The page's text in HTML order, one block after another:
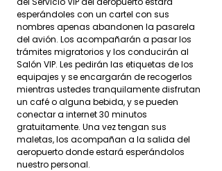
esperándoles con un cartel con sus
nombres apenas abandonen la pasarela
del avión. Los acompañarán a pasar los
trámites migratorios y los conducirán al
Salón VIP. Les pedirán las etiquetas de los
equipajes y se encargarán de recogerlos
mientras ustedes tranquilamente disfrutan
un café o alguna bebida, y se pueden
conectar a internet 30 minutos
gratuitamente. Una vez tengan sus
maletas, los acompañan a la salida del
aeropuerto donde estará esperándolos
nuestro personal.